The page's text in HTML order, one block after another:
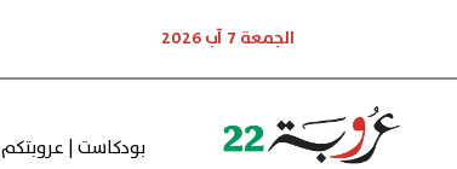
الجمعة 7 آب 2026
بودكاست | عروبتكم